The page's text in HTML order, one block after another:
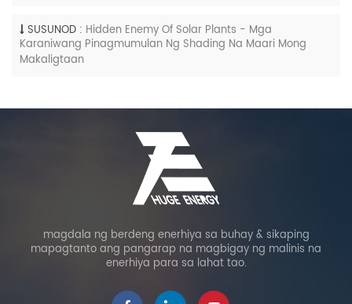
SUSUNOD : Hidden Enemy Of Solar Plants - Mga
Karaniwang Pinagmumulan Ng Shading Na Maari Mong
Makaligtaan
magdala ng berdeng enerhiya sa buhay & sikaping
mapagtanto ang pangarap na magbigay ng malinis na
enerhiya para sa lahat tao.